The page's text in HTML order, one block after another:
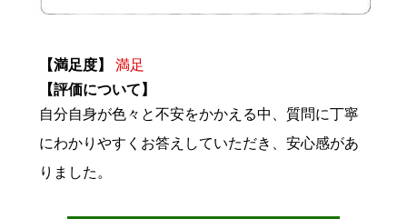
【満足度】
満足
【評価について】
自分自身が色々と不安をかかえる中、質問に丁寧
にわかりやすくお答えしていただき、安心感があ
りました。